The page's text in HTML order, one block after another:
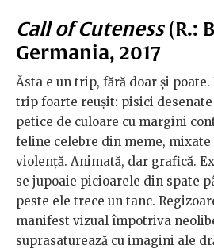
Call of Cuteness(R.:
Germania, 2017
Ăsta e un trip, fără doar și
trip foarte reușit: pisici
petice de culoare cu margini
feline celebre din meme, mixate
violență. Animată, dar grafică.
se jupoaie picioarele din spate
peste ele trece un tanc.
manifest vizual împotriva
suprasaturează cu imagini ale